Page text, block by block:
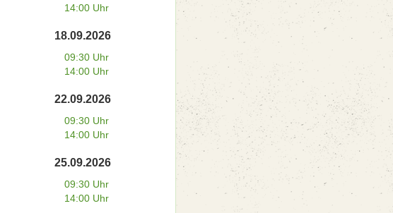
14:00 Uhr
18.09.2026
09:30 Uhr
14:00 Uhr
22.09.2026
09:30 Uhr
14:00 Uhr
25.09.2026
09:30 Uhr
14:00 Uhr